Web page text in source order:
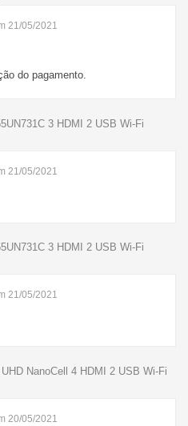
21/05/2021
do pagamento.
3 HDMI 2 USB Wi-Fi
21/05/2021
3 HDMI 2 USB Wi-Fi
21/05/2021
NanoCell 4 HDMI 2 USB Wi-Fi
20/05/2021